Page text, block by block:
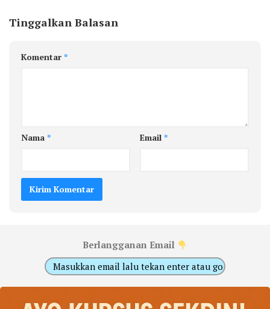
Tinggalkan Balasan
Komentar *
Nama * Email *
Berlangganan Email